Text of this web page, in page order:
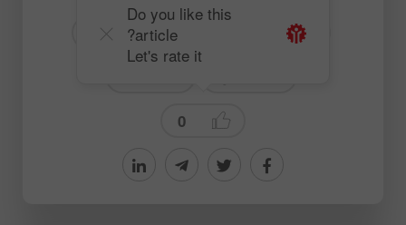
# USD
# USDJPY
0
Do you like this
article?
Let's rate it